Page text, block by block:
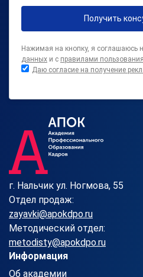
Получить
Нажимая на кнопку, я соглашаюсь
данных и с правилами
Даю согласие на получение
г. Нальчик ул. Ногмова, 55
Отдел продаж:
zayavki@apokdpo.ru
Методический отдел:
metodisty@apokdpo.ru
Информация
Об академии